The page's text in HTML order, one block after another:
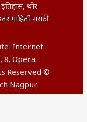
थोर
माहिती मराठी
Internet
8, Opera.
Reserved ©
Nagpur.